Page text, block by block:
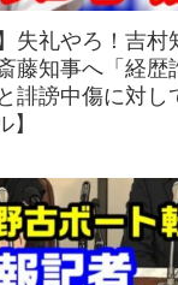
失礼やろ！吉
藤知事へ「経歴
誹謗中傷に対し
】